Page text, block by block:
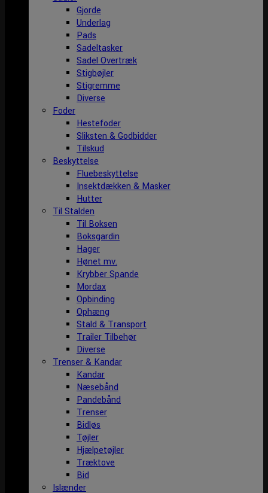
Gjorde
Underlag
Pads
Sadeltasker
Sadel Overtræk
Stigbøjler
Stigremme
Diverse
Foder
Hestefoder
Sliksten & Godbidder
Tilskud
Beskyttelse
Fluebeskyttelse
Insektdækken & Masker
Hutter
Til Stalden
Til Boksen
Boksgardin
Hager
Hønet mv.
Krybber Spande
Mordax
Opbinding
Ophæng
Stald & Transport
Trailer Tilbehør
Diverse
Trenser & Kandar
Kandar
Næsebånd
Pandebånd
Trenser
Bidløs
Tøjler
Hjælpetøjler
Træktove
Bid
Islænder